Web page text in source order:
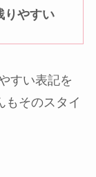
りやすい
すい表記を
もそのスタイ